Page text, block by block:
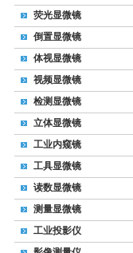
荧光显微镜
倒置显微镜
体视显微镜
视频显微镜
检测显微镜
立体显微镜
工业内窥镜
工具显微镜
读数显微镜
测量显微镜
工业投影仪